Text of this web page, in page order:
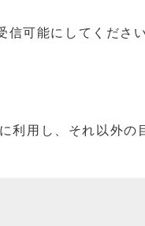
可能にしてください
利用し、それ以外の